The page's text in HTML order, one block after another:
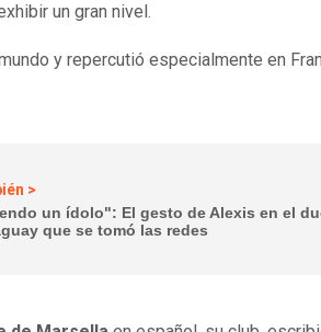
un gran nivel.
y repercutió especialmente en
>
un ídolo": El gesto de Alexis en el
que se tomó las redes